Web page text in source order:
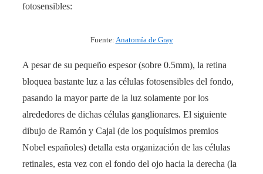
fotosensibles:
Fuente: Anatomía de Gray
A pesar de su pequeño espesor (sobre 0.5mm), la retina
bloquea bastante luz a las células fotosensibles del fondo,
pasando la mayor parte de la luz solamente por los
alrededores de dichas células ganglionares. El siguiente
dibujo de Ramón y Cajal (de los poquísimos premios
Nobel españoles) detalla esta organización de las células
retinales, esta vez con el fondo del ojo hacia la derecha (la